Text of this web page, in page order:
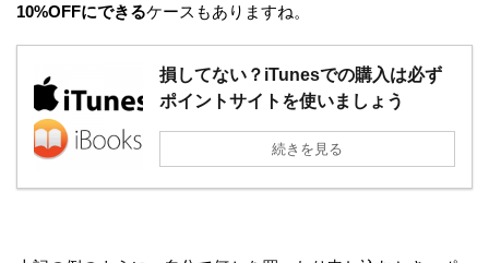
10%OFFにできるケースもありますね。
損してない？iTunesでの購入は必ず
ポイントサイトを使いましょう
続きを見る